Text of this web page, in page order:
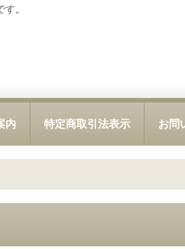
。
内 特定商取引法表示 お問